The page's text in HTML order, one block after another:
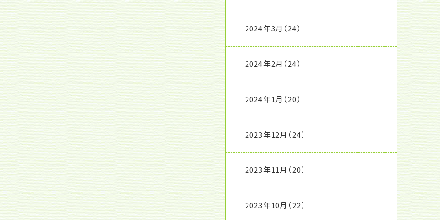
2024年3月 （24）
2024年2月 （24）
2024年1月 （20）
2023年12月 （24）
2023年11月 （20）
2023年10月 （22）